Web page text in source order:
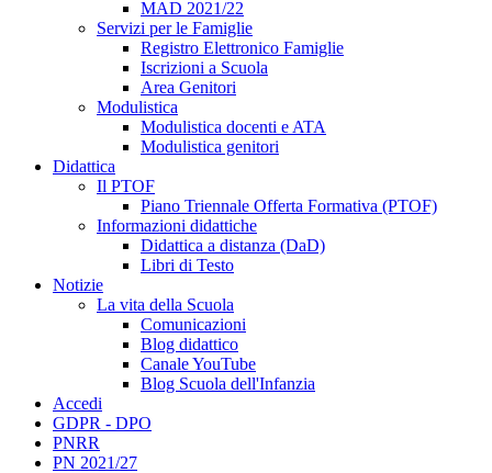
MAD 2021/22
Servizi per le Famiglie
Registro Elettronico Famiglie
Iscrizioni a Scuola
Area Genitori
Modulistica
Modulistica docenti e ATA
Modulistica genitori
Didattica
Il PTOF
Piano Triennale Offerta Formativa (PTOF)
Informazioni didattiche
Didattica a distanza (DaD)
Libri di Testo
Notizie
La vita della Scuola
Comunicazioni
Blog didattico
Canale YouTube
Blog Scuola dell'Infanzia
Accedi
GDPR - DPO
PNRR
PN 2021/27